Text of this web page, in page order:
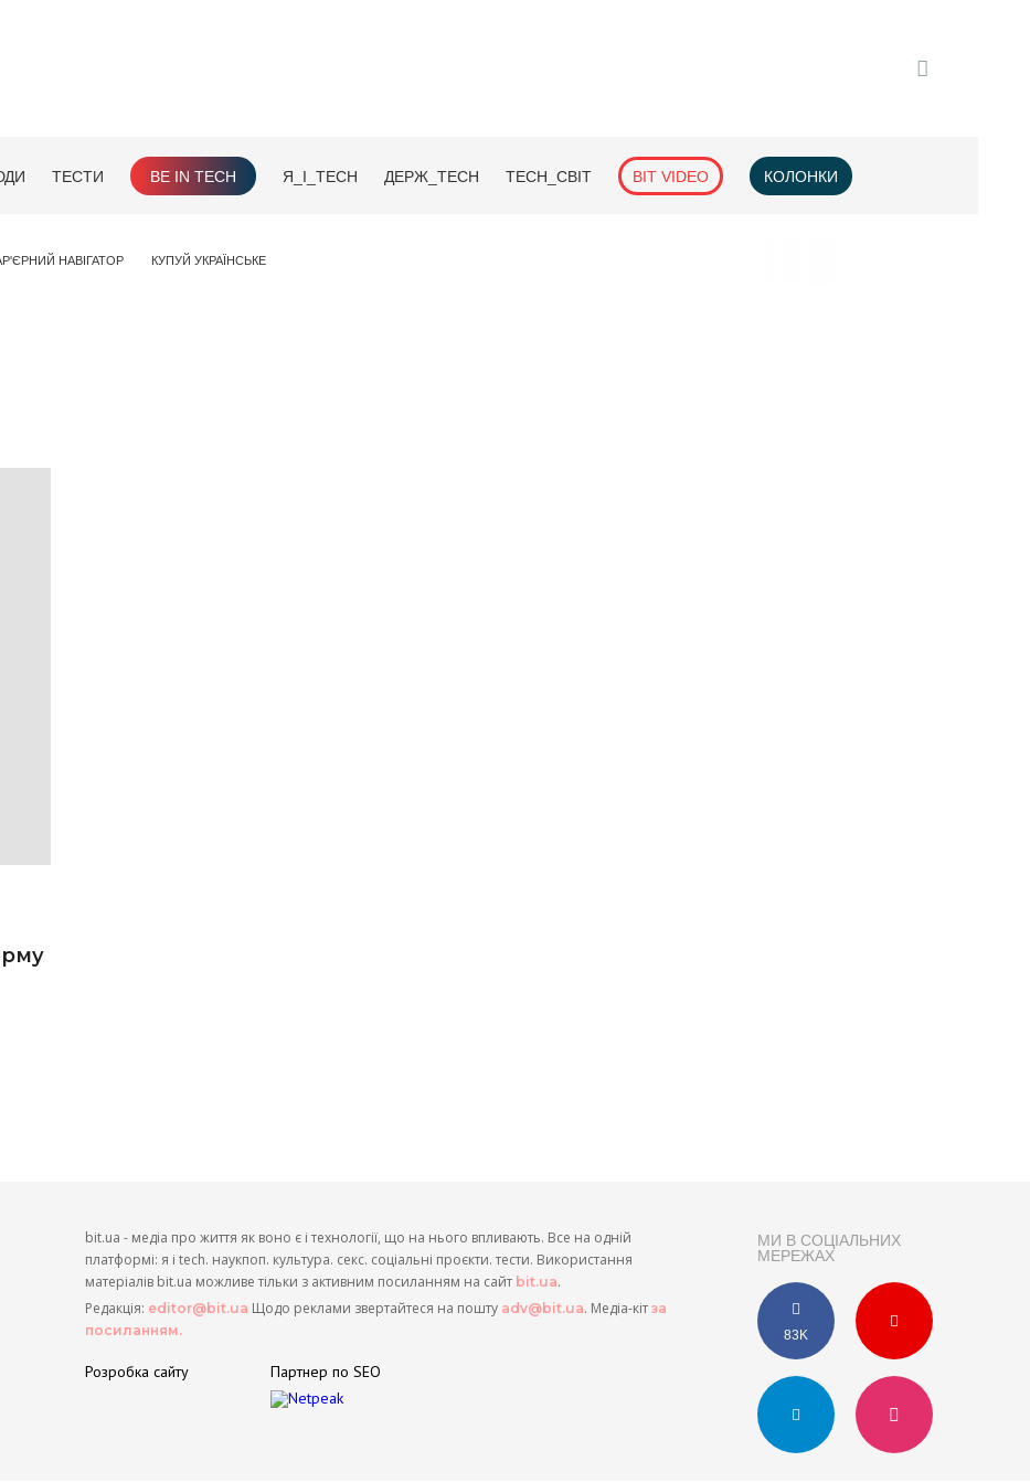
ТЕСТИ BE IN TECH Я_І_TECH ДЕРЖ_TECH TECH_СВІТ BIT VIDEO КОЛОНКИ
НАВІГАТОР КУПУЙ УКРАЇНСЬКЕ
МИ В СОЦІАЛЬНИХ
МЕРЕЖАХ
83K
bit.ua - медіа про життя як воно є і технології, що на нього впливають. Все на одній
платформі: я і tech. наукпоп. культура. секс. соціальні проєкти. тести. Використання
матеріалів bit.ua можливе тільки з активним посиланням на сайт bit.ua.
Редакція: editor@bit.ua Щодо реклами звертайтеся на пошту adv@bit.ua. Медіа-кіт за
посиланням.
Розробка сайту Партнер по SEO